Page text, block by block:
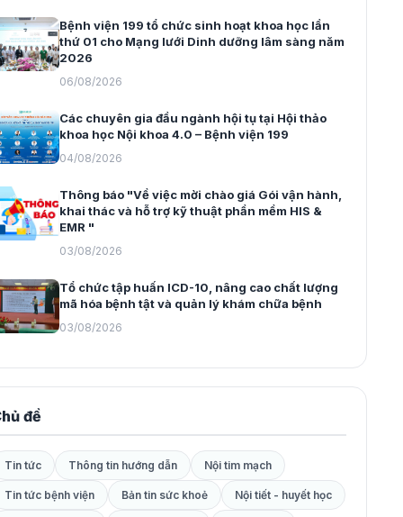
Bệnh viện 199 tổ chức sinh hoạt khoa học lần
thứ 01 cho Mạng lưới Dinh dưỡng lâm sàng năm
2026
06/08/2026
Các chuyên gia đầu ngành hội tụ tại Hội thảo
khoa học Nội khoa 4.0 – Bệnh viện 199
04/08/2026
Thông báo "Về việc mời chào giá Gói vận hành,
khai thác và hỗ trợ kỹ thuật phần mềm HIS &
EMR "
03/08/2026
Tổ chức tập huấn ICD-10, nâng cao chất lượng
mã hóa bệnh tật và quản lý khám chữa bệnh
03/08/2026
đề
Tin tức Thông tin hướng dẫn Nội tim mạch
Tin tức bệnh viện Bản tin sức khoẻ Nội tiết - huyết học